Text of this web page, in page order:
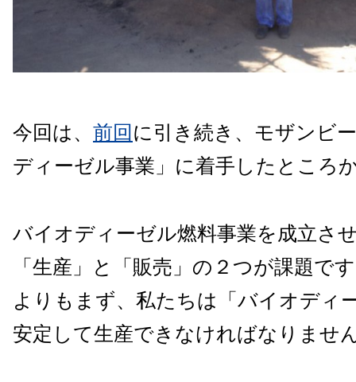
今回は、 前回 に引き続き、モザンビ
ディーゼル事業 」に着手したところ
バイオディーゼル燃料事業を成立さ
「生産」と「販売」の２つが課題で
よりもまず、私たちは「バイオディ
安定して生産できなければなりませ